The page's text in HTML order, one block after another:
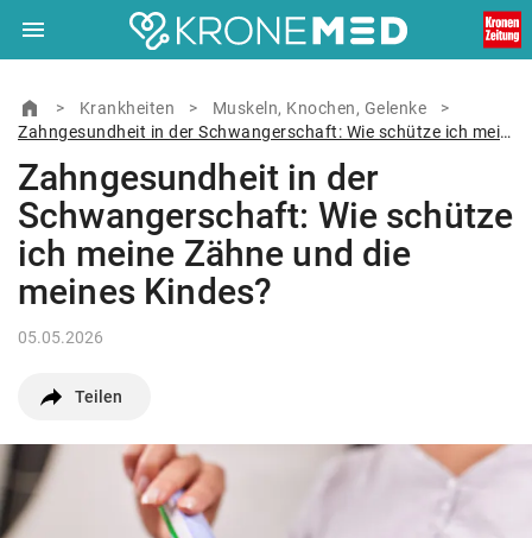
menu Navigation
ein-/ausklappen
closeSchließen
© Ärztekrone Verlagsgesellschaft m.b.H. 2026
Muthgasse 2, 1190 Wien
home Zur Startseite
> Krankheiten > Muskeln, Knochen, Gelenke
>
Zahngesundheit in der Schwangerschaft: Wie schütze ich meine Zähne und die meines Kindes?
Zahngesundheit in der
Schwangerschaft: Wie schütze
ich meine Zähne und die
meines Kindes?
05.05.2026
Teilen